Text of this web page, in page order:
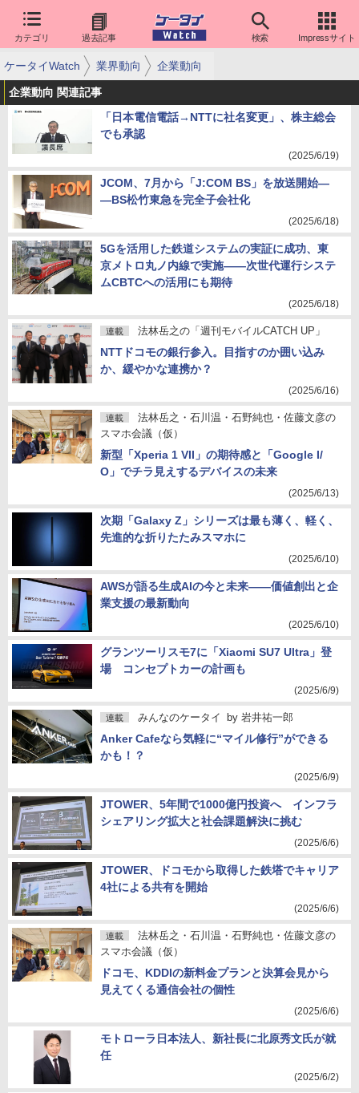
カテゴリ 過去記事 検索 Impressサイト
ケータイWatch 業界動向 企業動向
企業動向 関連記事
「日本電信電話→NTTに社名変更」、株主総会
でも承認
(2025/6/19)
JCOM、7月から「J:COM BS」を放送開始―
―BS松竹東急を完全子会社化
(2025/6/18)
5Gを活用した鉄道システムの実証に成功、東
京メトロ丸ノ内線で実施――次世代運行システ
ムCBTCへの活用にも期待
(2025/6/18)
連載 法林岳之の「週刊モバイルCATCH UP」
NTTドコモの銀行参入。目指すのか囲い込み
か、緩やかな連携か？
(2025/6/16)
連載
法林岳之・石川温・石野純也・佐藤文彦の
スマホ会議（仮）
新型「Xperia 1 VII」の期待感と「Google I/
O」でチラ見えするデバイスの未来
(2025/6/13)
次期「Galaxy Z」シリーズは最も薄く、軽く、
先進的な折りたたみスマホに
(2025/6/10)
AWSが語る生成AIの今と未来――価値創出と企
業支援の最新動向
(2025/6/10)
グランツーリスモ7に「Xiaomi SU7 Ultra」登
場 コンセプトカーの計画も
(2025/6/9)
連載 みんなのケータイ by 岩井祐一郎
Anker Cafeなら気軽に“マイル修行”ができる
かも！？
(2025/6/9)
JTOWER、5年間で1000億円投資へ インフラ
シェアリング拡大と社会課題解決に挑む
(2025/6/6)
JTOWER、ドコモから取得した鉄塔でキャリア
4社による共有を開始
(2025/6/6)
連載
法林岳之・石川温・石野純也・佐藤文彦の
スマホ会議（仮）
ドコモ、KDDIの新料金プランと決算会見から
見えてくる通信会社の個性
(2025/6/6)
モトローラ日本法人、新社長に北原秀文氏が就
任
(2025/6/2)